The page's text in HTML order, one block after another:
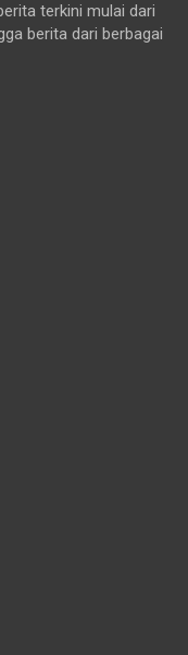
terkini mulai dari
berita dari berbagai